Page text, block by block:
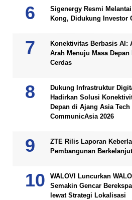
Sigenergy Resmi
Kong, Didukung Investor
Konektivitas Berbasis AI:
Arah Menuju Masa
Cerdas
Dukung Infrastruktur
Hadirkan Solusi
Depan di Ajang Asia
CommunicAsia 2026
ZTE Rilis Laporan
Pembangunan
WALOVI Luncurkan
Semakin Gencar
lewat Strategi Lokalisasi